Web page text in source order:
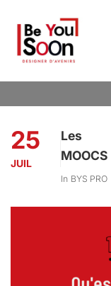
25
JUIL
Les
MOOCS
In BYS PRO